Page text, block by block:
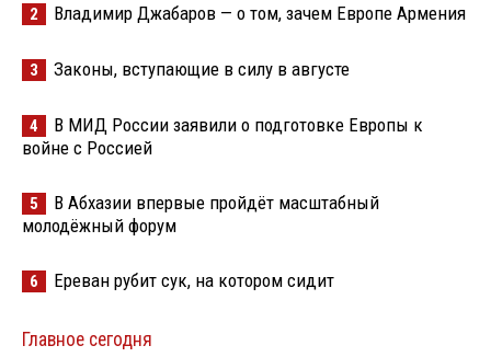
2 Владимир Джабаров — о том, зачем Европе Армения
3 Законы, вступающие в силу в августе
4
В МИД России заявили о подготовке Европы к
войне с Россией
5
В Абхазии впервые пройдёт масштабный
молодёжный форум
6 Ереван рубит сук, на котором сидит
Главное сегодня